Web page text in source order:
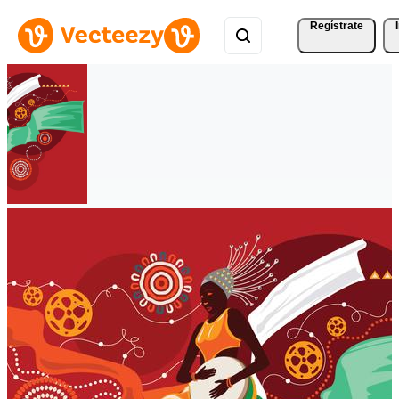
Regístrate